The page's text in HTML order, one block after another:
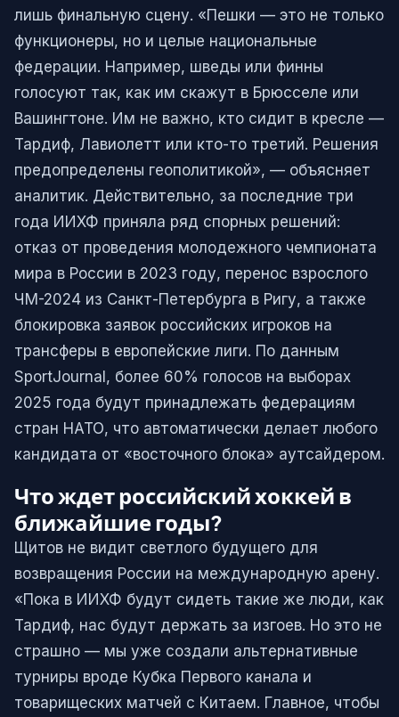
лишь финальную сцену. «Пешки — это не только
функционеры, но и целые национальные
федерации. Например, шведы или финны
голосуют так, как им скажут в Брюсселе или
Вашингтоне. Им не важно, кто сидит в кресле —
Тардиф, Лавиолетт или кто-то третий. Решения
предопределены геополитикой», — объясняет
аналитик. Действительно, за последние три
года ИИХФ приняла ряд спорных решений:
отказ от проведения молодежного чемпионата
мира в России в 2023 году, перенос взрослого
ЧМ-2024 из Санкт-Петербурга в Ригу, а также
блокировка заявок российских игроков на
трансферы в европейские лиги. По данным
SportJournal, более 60% голосов на выборах
2025 года будут принадлежать федерациям
стран НАТО, что автоматически делает любого
кандидата от «восточного блока» аутсайдером.
Что ждет российский хоккей в
ближайшие годы?
Щитов не видит светлого будущего для
возвращения России на международную арену.
«Пока в ИИХФ будут сидеть такие же люди, как
Тардиф, нас будут держать за изгоев. Но это не
страшно — мы уже создали альтернативные
турниры вроде Кубка Первого канала и
товарищеских матчей с Китаем. Главное, чтобы